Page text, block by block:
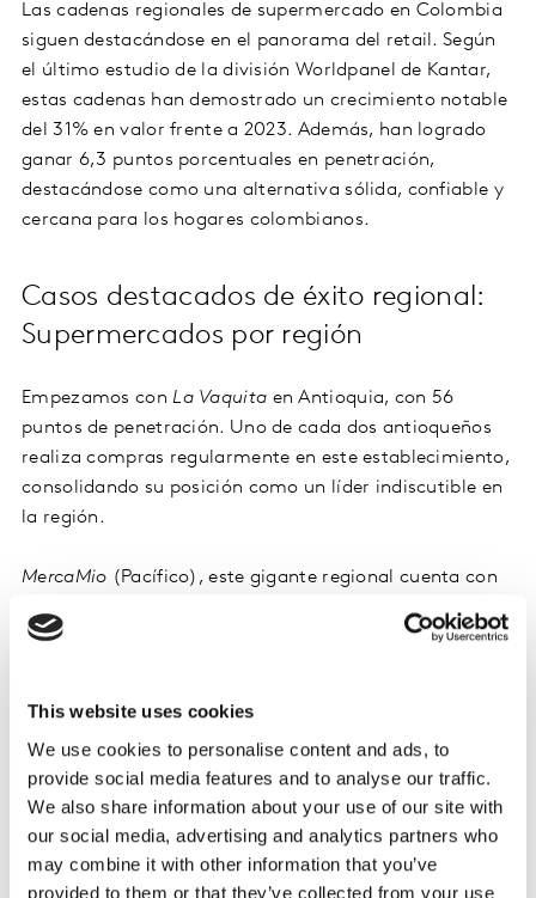
This website uses cookies
We use cookies to personalise content and ads, to
provide social media features and to analyse our traffic.
We also share information about your use of our site with
our social media, advertising and analytics partners who
may combine it with other information that you’ve
provided to them or that they’ve collected from your use
Las cadenas regionales de supermercado en Colombia
siguen destacándose en el panorama del retail. Según
el último estudio de la división Worldpanel de Kantar,
estas cadenas han demostrado un crecimiento notable
del 31% en valor frente a 2023. Además, han logrado
ganar 6,3 puntos porcentuales en penetración,
destacándose como una alternativa sólida, confiable y
cercana para los hogares colombianos.
Casos destacados de éxito regional:
Supermercados por región
Empezamos conLa Vaquita en Antioquia, con 56
puntos de penetración. Uno de cada dos antioqueños
realiza compras regularmente en este establecimiento,
consolidando su posición como un líder indiscutible en
la región.
MercaMio (Pacífico), este gigante regional cuenta con
importante en el número de hogares compradores del
SigueZapatoca(Bogotá), que ha alcanzado 46 puntos
de penetración, con un crecimiento de casi 10 puntos
frente al 2023, fortaleciendo su presencia en la capital
del país.